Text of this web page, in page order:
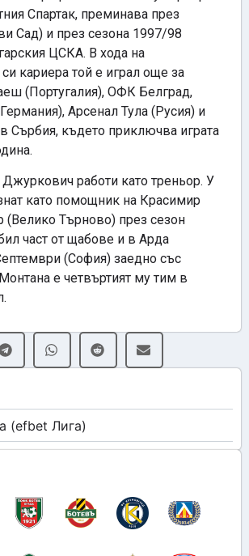
(efbet Лига)
Спартак, преминава през
Сад) и през сезона 1997/98
ЦСКА. В хода на
си кариера той е играл още за
(Португалия), ОФК Белград,
Арсенал Тула (Русия) и
Сърбия, където приключва играта
работи като треньор. У
като помощник на Красимир
(Велико Търново) през сезон
част от щабове и в Арда
(София) заедно със
е четвъртият му тим в